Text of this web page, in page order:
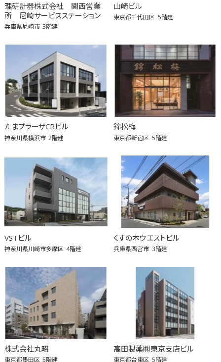
理研計器株式会社 関西営業
所 尼崎サービスステーション
兵庫県尼崎市 3階建
山崎ビル
東京都千代田区 5階建
たまプラーザCRビル
神奈川県横浜市 2階建
錦松梅
東京都新宿区 5階建
VSTビル
神奈川県川崎市多摩区 4階建
くすの木ウエストビル
兵庫県西宮市 3階建
株式会社丸昭
東京都墨田区 5階建
高田製薬㈱東京支店ビル
東京都台東区 5階建